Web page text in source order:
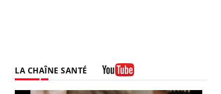
LA CHAÎNE SANTÉ